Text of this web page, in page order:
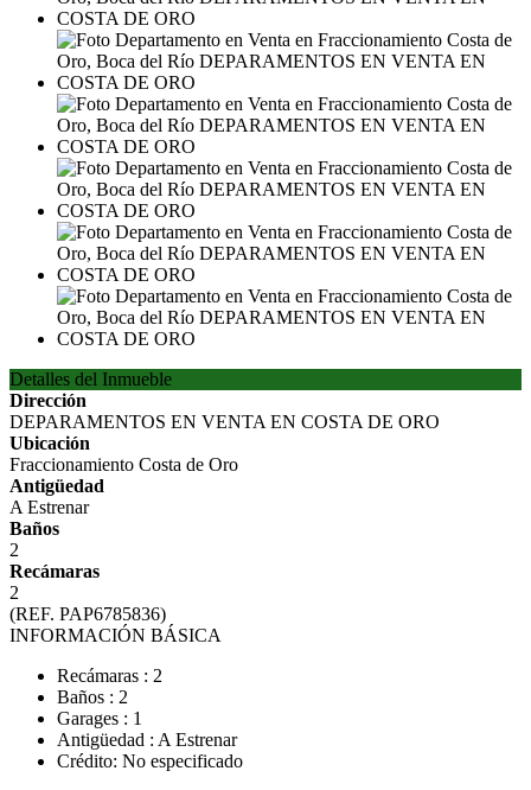
Detalles del Inmueble
Dirección
DEPARAMENTOS EN VENTA EN COSTA DE ORO
Ubicación
Fraccionamiento Costa de Oro
Antigüedad
A Estrenar
Baños
2
Recámaras
2
(REF. PAP6785836)
INFORMACIÓN BÁSICA
Recámaras : 2
Baños : 2
Garages : 1
Antigüedad : A Estrenar
Crédito: No especificado